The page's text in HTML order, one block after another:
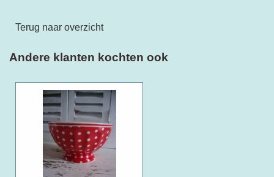
Terug naar overzicht
Andere klanten kochten ook